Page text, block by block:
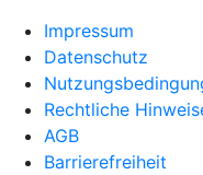
Impressum
Datenschutz
Rechtliche
AGB
Barrierefreiheit